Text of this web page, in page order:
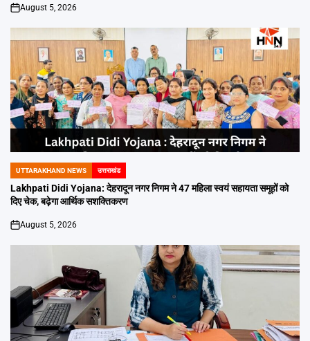
on
August 5, 2026
POSTED
IN
UTTARAKHAND NEWS उत्तराखंड
Lakhpati Didi Yojana: देहरादून नगर निगम ने 47 महिला स्वयं सहायता समूहों को
दिए चेक, बढ़ेगा आर्थिक सशक्तिकरण
on
August 5, 2026